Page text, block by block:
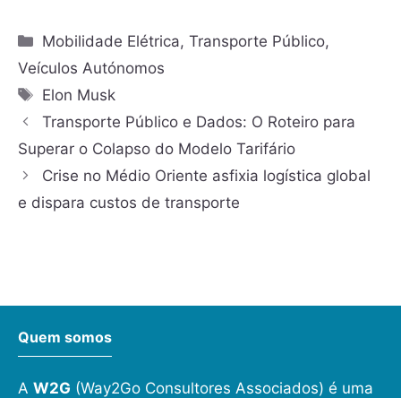
Mobilidade Elétrica,Transporte Público,
Veículos Autónomos
Elon Musk
Transporte Público e Dados: O Roteiro para
Superar o Colapso do Modelo Tarifário
Crise no Médio Oriente asfixia logística global
e dispara custos de transporte
Quem somos
A W2G (Way2Go Consultores Associados) é uma